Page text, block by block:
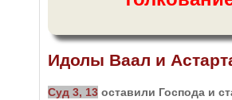
Идолы Ваал и
Суд 3, 13 оставили Господа и